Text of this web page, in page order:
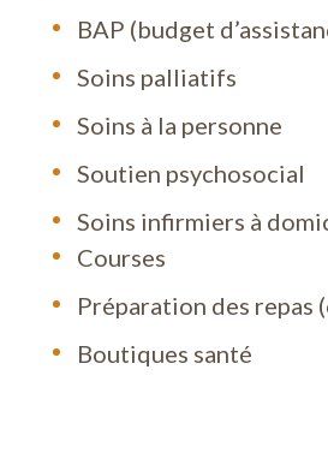
Si vous avez besoin de
Enfin, nous sommes
qui préfère externaliser
Korian Home Care
postnataux, titres-
BAP (budget
Soins palliatifs
Soins à la personne
Soutien psychosocial
Soins infirmiers à
Courses
Préparation des repas
Boutiques santé